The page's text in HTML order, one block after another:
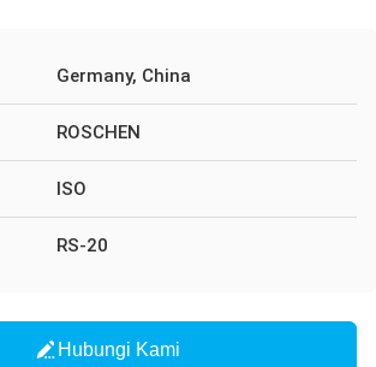
Germany, China
ROSCHEN
ISO
RS-20
Hubungi Kami